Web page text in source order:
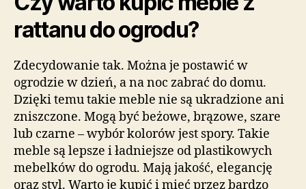
rattanu do ogrodu?
Zdecydowanie tak. Można je postawić w
ogrodzie w dzień, a na noc zabrać do domu.
Dzięki temu takie meble nie są ukradzione ani
zniszczone. Mogą być beżowe, brązowe, szare
lub czarne – wybór kolorów jest spory. Takie
meble są lepsze i ładniejsze od plastikowych
mebelków do ogrodu. Mają jakość, elegancję
oraz styl. Warto je kupić i mieć przez bardzo